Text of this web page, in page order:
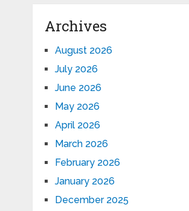
Archives
August 2026
July 2026
June 2026
May 2026
April 2026
March 2026
February 2026
January 2026
December 2025